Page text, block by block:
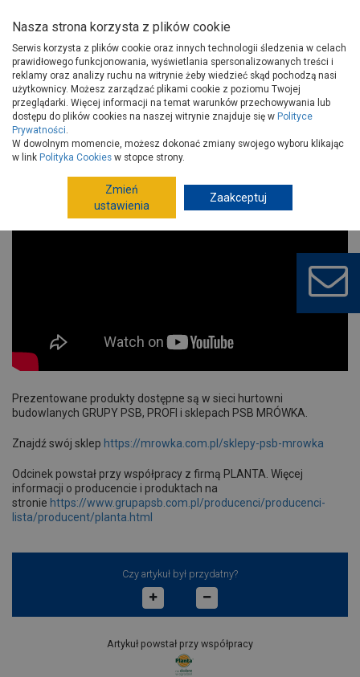
Strona główna Porady Wokół domu
Ogród
Wszystko co powinieneś wiedzieć o pielęgnacji storczyków!
Wszystko co powinieneś wiedzieć o
pielęgnacji storczyków!
Prezentowane produkty dostępne są w sieci hurtowni
budowlanych GRUPY PSB, PROFI i sklepach PSB MRÓWKA.
Znajdź swój sklep https://mrowka.com.pl/sklepy-psb-mrowka
Odcinek powstał przy współpracy z firmą PLANTA. Więcej
informacji o producencie i produktach na
stronie https://www.grupapsb.com.pl/producenci/producenci-
lista/producent/planta.html
Czy artykuł był przydatny?
Artykuł powstał przy współpracy
Nasza strona korzysta z plików cookie
Serwis korzysta z plików cookie oraz innych technologii śledzenia w celach
prawidłowego funkcjonowania, wyświetlania spersonalizowanych treści i
reklamy oraz analizy ruchu na witrynie żeby wiedzieć skąd pochodzą nasi
użytkownicy. Możesz zarządzać plikami cookie z poziomu Twojej
przeglądarki. Więcej informacji na temat warunków przechowywania lub
dostępu do plików cookies na naszej witrynie znajduje się w Polityce
Prywatności.
W dowolnym momencie, możesz dokonać zmiany swojego wyboru klikając
w link Polityka Cookies w stopce strony.
Zmień
ustawienia
Zaakceptuj